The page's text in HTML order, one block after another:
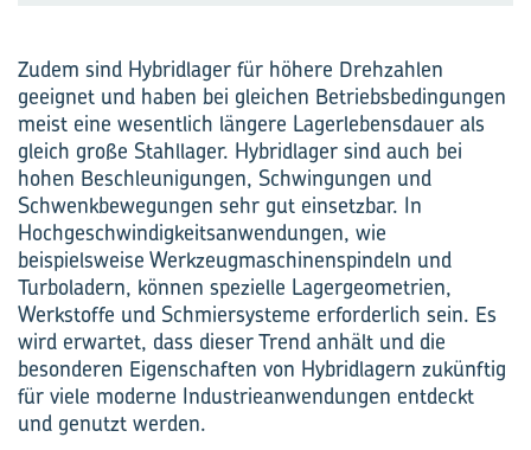
Zudem sind Hybridlager für höhere Drehzahlen
geeignet und haben bei gleichen Betriebsbedingungen
meist eine wesentlich längere Lagerlebensdauer als
gleich große Stahllager. Hybridlager sind auch bei
hohen Beschleunigungen, Schwingungen und
Schwenkbewegungen sehr gut einsetzbar. In
Hochgeschwindigkeitsanwendungen, wie
beispielsweise Werkzeugmaschinenspindeln und
Turboladern, können spezielle Lagergeometrien,
Werkstoffe und Schmiersysteme erforderlich sein. Es
wird erwartet, dass dieser Trend anhält und die
besonderen Eigenschaften von Hybridlagern zukünftig
für viele moderne Industrieanwendungen entdeckt
und genutzt werden.